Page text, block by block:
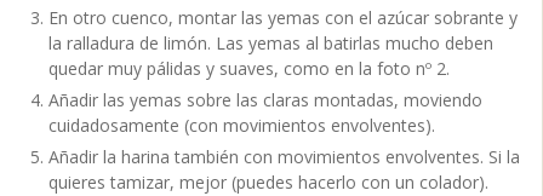
En otro cuenco, montar las yemas con el azúcar sobrante y
la ralladura de limón. Las yemas al batirlas mucho deben
quedar muy pálidas y suaves, como en la foto nº 2.
Añadir las yemas sobre las claras montadas, moviendo
cuidadosamente (con movimientos envolventes).
Añadir la harina también con movimientos envolventes. Si la
quieres tamizar, mejor (puedes hacerlo con un colador).